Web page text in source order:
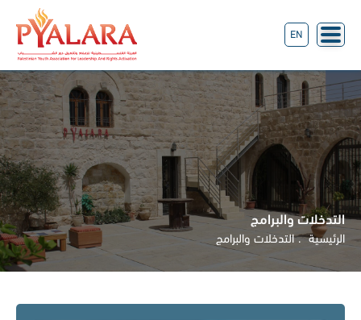
EN
التدخلات والبرامج
الرئيسية التدخلات والبرامج